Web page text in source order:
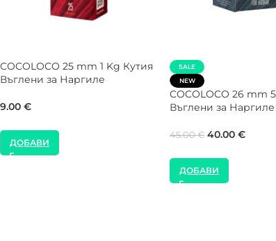
SALE
CROWN 26 mm 5 Kg Кутия
ДОБАВИ
SALE
NEW
COCOLOCO 26 mm
Кашон Въглени за
180.00€ 120.00€
ДОБАВИ